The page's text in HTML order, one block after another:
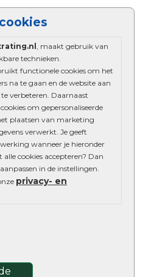
, maakt gebruik van
technieken.
functionele cookies om het
na te gaan en de website aan
verbeteren. Daarnaast
om gepersonaliseerde
plaatsen van marketing
verwerkt. Je geeft
wanneer je hieronder
cookies accepteren? Dan
in de instellingen.
privacy- en